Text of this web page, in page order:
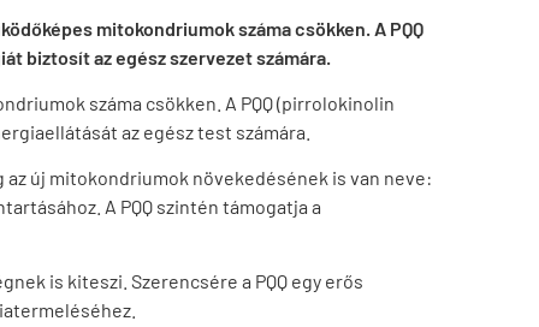
mitokondriumok száma csökken. A PQQ
biztosít az egész szervezet számára.
száma csökken. A PQQ (pirrolokinolin
az egész test számára.
új mitokondriumok növekedésének is van neve:
A PQQ szintén támogatja a
is kiteszi. Szerencsére a PQQ egy erős